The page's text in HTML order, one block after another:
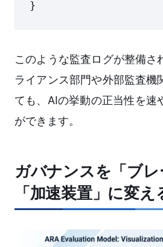
このような監査ログが整備さ
ライアンス部門や外部監査機
ても、AIの挙動の正当性を速
ができます。
ガバナンスを「ブレ
「加速装置」に変